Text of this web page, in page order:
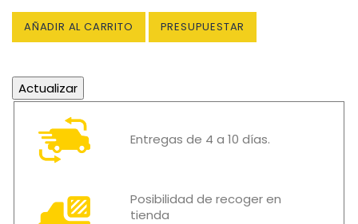
AÑADIR AL CARRITO PRESUPUESTAR
Entregas de 4 a 10 días.
Posibilidad de recoger en
tienda